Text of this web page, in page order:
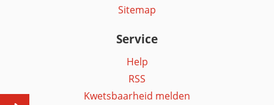
Sitemap
Service
Help
RSS
Kwetsbaarheid melden